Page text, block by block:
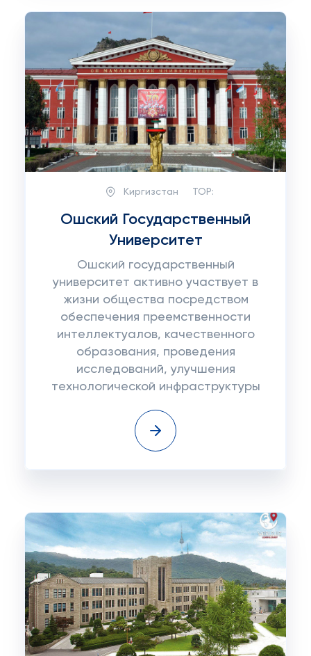
Киргизстан TOP:
Ошский Государственный
Университет
Ошский государственный
университет активно участвует в
жизни общества посредством
обеспечения преемственности
интеллектуалов, качественного
образования, проведения
исследований, улучшения
технологической инфраструктуры